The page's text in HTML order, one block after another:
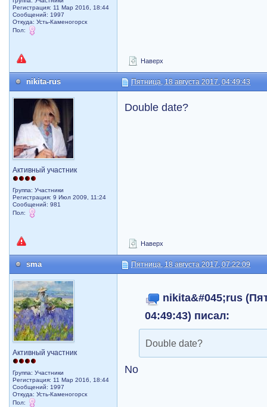
Регистрация: 11 Мар 2016, 18:44
Сообщений: 1997
Откуда: Усть-Каменогорск
Пол:
Наверх
nikita-rus Пятница, 18 августа 2017, 04:49:43
Активный участник
Группа: Участники
Регистрация: 9 Июл 2009, 11:24
Сообщений: 981
Пол:
Double date?
Наверх
sma Пятница, 18 августа 2017, 07:22:09
Активный участник
Группа: Участники
Регистрация: 11 Мар 2016, 18:44
Сообщений: 1997
Откуда: Усть-Каменогорск
Пол:
nikita&#045;rus
04:49:43) писал:
Double date?
No